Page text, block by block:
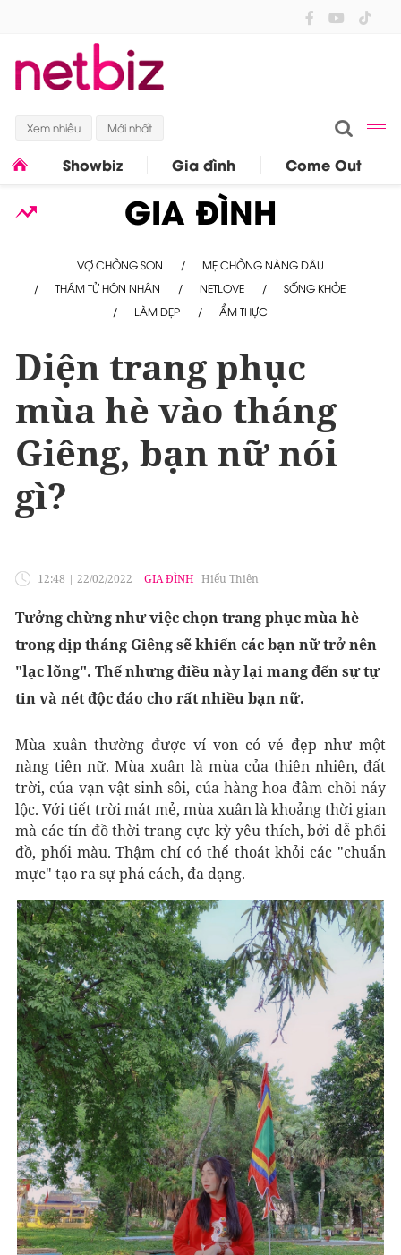
Xem nhiều Mới nhất
Showbiz Gia đình Come Out
GIA ĐÌNH
VỢ CHỒNG SON
MẸ CHỒNG NÀNG DÂU
THÁM TỬ HÔN NHÂN
NETLOVE
SỐNG KHỎE
LÀM ĐẸP
ẨM THỰC
Diện trang phục
mùa hè vào tháng
Giêng, bạn nữ nói
gì?
12:48 | 22/02/2022 GIA ĐÌNH Hiểu Thiên
Tưởng chừng như việc chọn trang phục mùa hè
trong dịp tháng Giêng sẽ khiến các bạn nữ trở nên
"lạc lõng". Thế nhưng điều này lại mang đến sự tự
tin và nét độc đáo cho rất nhiều bạn nữ.
Mùa xuân thường được ví von có vẻ đẹp như một
nàng tiên nữ. Mùa xuân là mùa của thiên nhiên, đất
trời, của vạn vật sinh sôi, của hàng hoa đâm chồi nảy
lộc. Với tiết trời mát mẻ, mùa xuân là khoảng thời gian
mà các tín đồ thời trang cực kỳ yêu thích, bởi dễ phối
đồ, phối màu. Thậm chí có thể thoát khỏi các "chuẩn
mực" tạo ra sự phá cách, đa dạng.